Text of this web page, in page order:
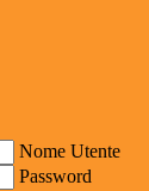
Nome Utente
Password